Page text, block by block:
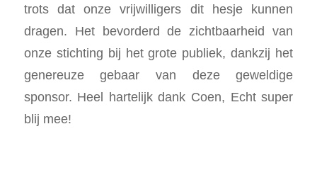
trots dat onze vrijwilligers dit hesje kunnen
dragen. Het bevorderd de zichtbaarheid van
onze stichting bij het grote publiek, dankzij het
genereuze gebaar van deze geweldige
sponsor. Heel hartelijk dank Coen, Echt super
blij mee!